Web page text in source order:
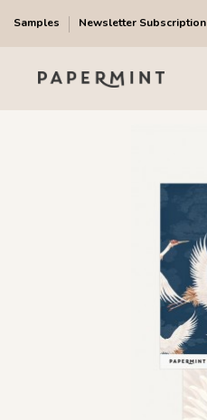
Samples Newsletter Subscription